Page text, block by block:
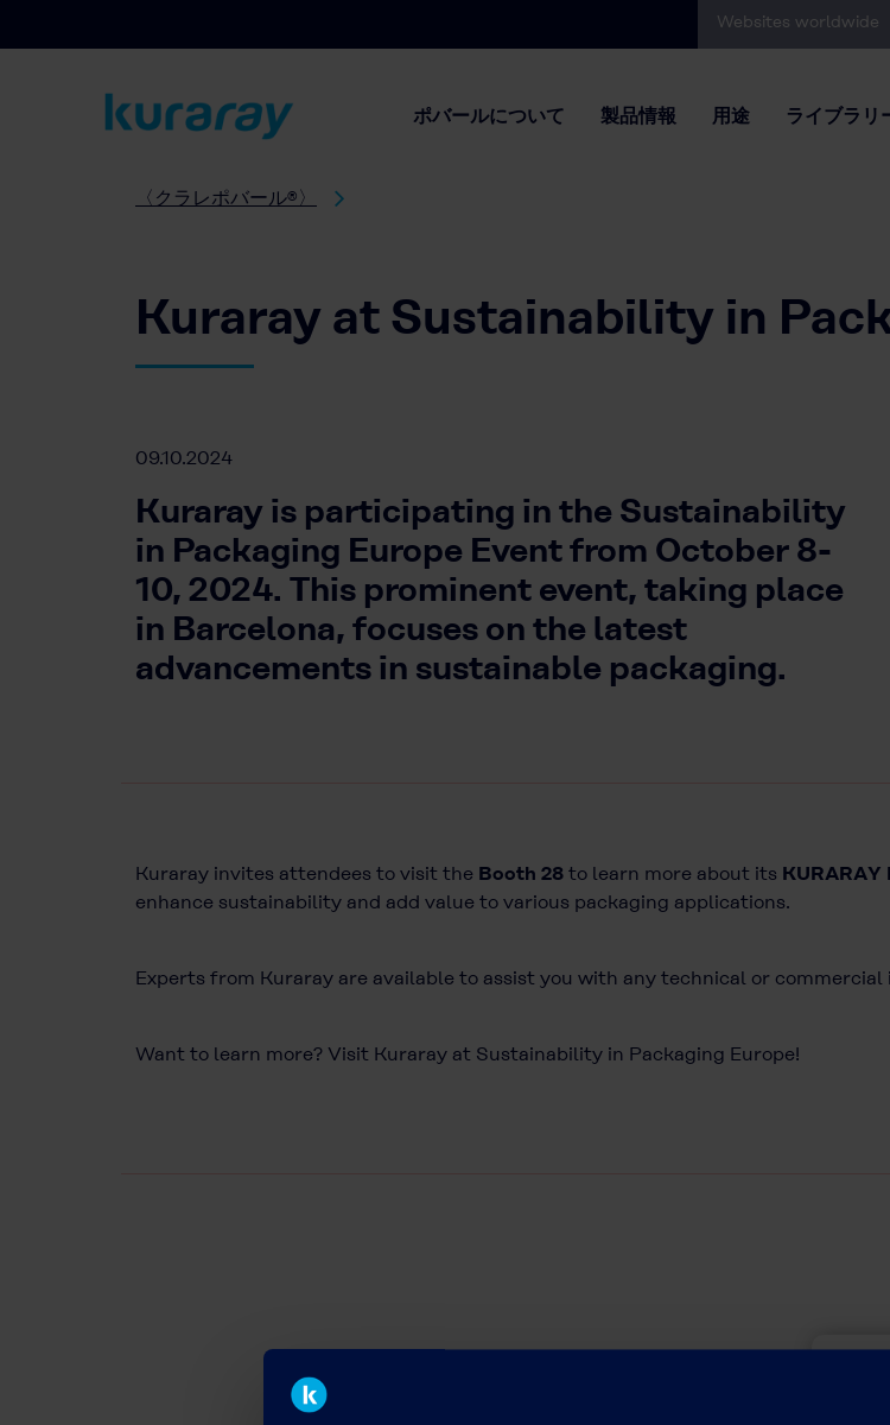
Websites worldwide
ポバールについて 製品情報 用途 ライブラリ
〈クラレポバール®〉
Kuraray at Sustainability in
09.10.2024
Kuraray is participating in the Sustainability
in Packaging Europe Event from October 8-
10, 2024. This prominent event, taking place
in Barcelona, focuses on the latest
advancements in sustainable packaging.
Kuraray invites attendees to visit the Booth 28 to learn more about its KURARAY
enhance sustainability and add value to various packaging applications.
Experts from Kuraray are available to assist you with any technical or commercial
Want to learn more? Visit Kuraray at Sustainability in Packaging Europe!